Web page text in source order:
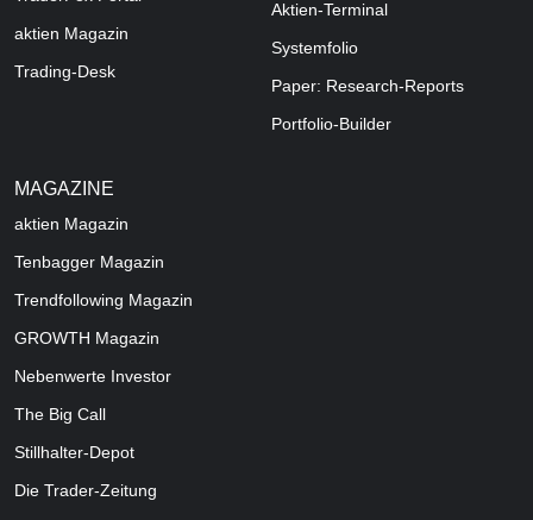
aktien Magazin
Trading-Desk
Aktien-Terminal
Systemfolio
Paper: Research-Reports
Portfolio-Builder
MAGAZINE
aktien Magazin
Tenbagger Magazin
Trendfollowing Magazin
GROWTH Magazin
Nebenwerte Investor
The Big Call
Stillhalter-Depot
Die Trader-Zeitung